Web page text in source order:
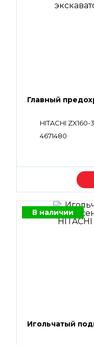
Главный
HITACHI ZX160-3
4671480
В наличии
Игольчатый